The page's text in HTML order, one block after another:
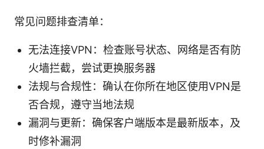
常见问题排查清单：
无法连接VPN：检查账号状态、网络是否有防
火墙拦截，尝试更换服务器
法规与合规性：确认在你所在地区使用VPN是
否合规，遵守当地法规
漏洞与更新：确保客户端版本是最新版本，及
时修补漏洞